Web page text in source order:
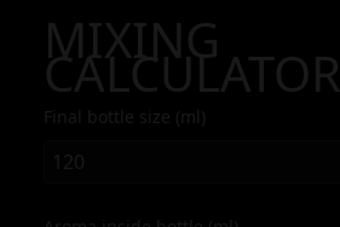
MIXING
CALCULATOR
Final bottle size (ml)